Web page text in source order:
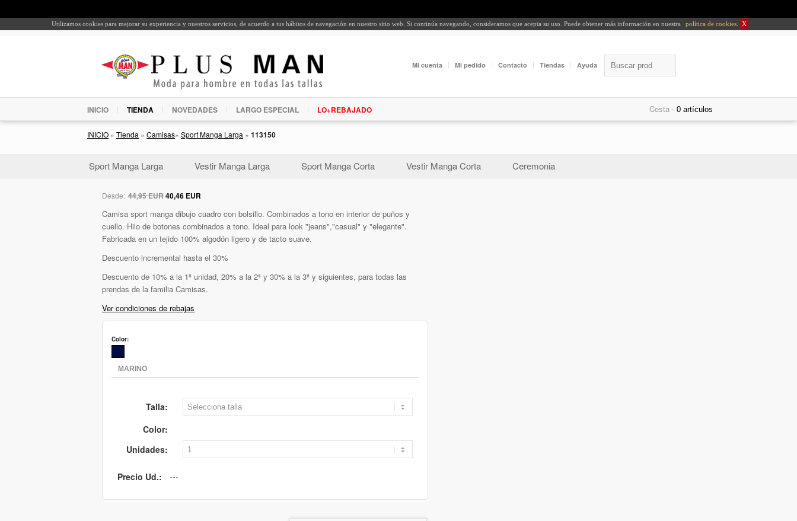
Utilizamos cookies para mejorar su experiencia y nuestros servicios, de acuerdo a tus hábitos de navegación en nuestro sitio web. Si continúa navegando, consideramos que acepta su uso. Puede obtener más información en nuestra política de cookies X
Mi cuenta Mi pedido Contacto Tiendas Ayuda
INICIO TIENDA NOVEDADES LARGO ESPECIAL LO+REBAJADO Cesta -
INICIO » Tienda » Camisas» Sport Manga Larga » 113150
Sport Manga Larga Vestir Manga Larga Sport Manga Corta Vestir Manga Corta Ceremonia
Desde: 44,95 EUR40,46 EUR
Camisa sport manga dibujo cuadro con bolsillo. Combinados a tono en interior de puños y
cuello. Hilo de botones combinados a tono. Ideal para look "jeans","casual" y "elegante".
Fabricada en un tejido 100% algodón ligero y de tacto suave.
Descuento incremental hasta el 30%
Descuento de 10% a la 1ª unidad, 20% a la 2ª y 30% a la 3ª y siguientes, para todas las
prendas de la familia Camisas.
Ver condiciones de rebajas
Color:
Talla:
Color:
Unidades:
Precio Ud.: